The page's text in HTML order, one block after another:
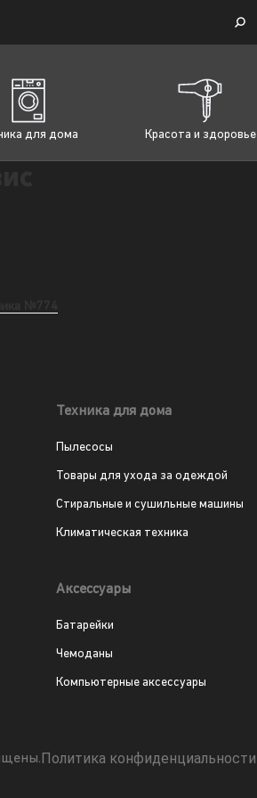
для дома Красота и здоровье
Техника для дома
Пылесосы
Товары для ухода за одеждой
Стиральные и сушильные машины
Климатическая техника
Аксессуары
Батарейки
Чемоданы
Компьютерные аксессуары
Политика конфиденциальности